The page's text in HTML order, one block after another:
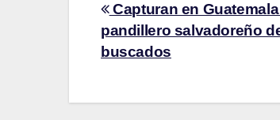
Capturan en
pandillero salvadoreño
buscados